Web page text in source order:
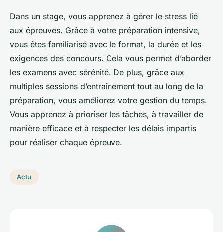
Dans un stage, vous apprenez à gérer le stress lié
aux épreuves. Grâce à votre préparation intensive,
vous êtes familiarisé avec le format, la durée et les
exigences des concours. Cela vous permet d’aborder
les examens avec sérénité. De plus, grâce aux
multiples sessions d’entraînement tout au long de la
préparation, vous améliorez votre gestion du temps.
Vous apprenez à prioriser les tâches, à travailler de
manière efficace et à respecter les délais impartis
pour réaliser chaque épreuve.
Actu